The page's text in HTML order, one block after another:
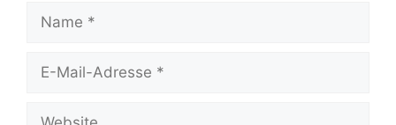
Name
Website